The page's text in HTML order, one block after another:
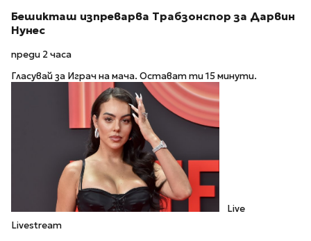
Бешикташ изпреварва Трабзонспор за Дарвин
Нунес
преди 2 часа
Гласувай за Играч на мача. Остават ти 15 минути.
Live
Livestream